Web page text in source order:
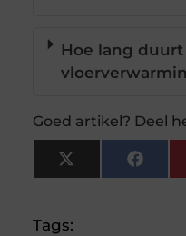
Hoe lang
Goed artikel? Deel
X
(Twitter)
Tags: